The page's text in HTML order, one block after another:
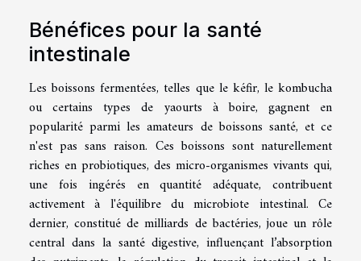
Bénéfices pour la santé
intestinale
Les boissons fermentées, telles que le kéfir, le kombucha
ou certains types de yaourts à boire, gagnent en
popularité parmi les amateurs de boissons santé, et ce
n'est pas sans raison. Ces boissons sont naturellement
riches en probiotiques, des micro-organismes vivants qui,
une fois ingérés en quantité adéquate, contribuent
activement à l'équilibre du microbiote intestinal. Ce
dernier, constitué de milliards de bactéries, joue un rôle
central dans la santé digestive, influençant l’absorption